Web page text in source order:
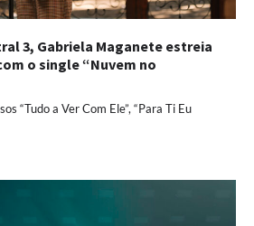
3, Gabriela Maganete estreia
o single “Nuvem no
“Tudo a Ver Com Ele”, “Para Ti Eu